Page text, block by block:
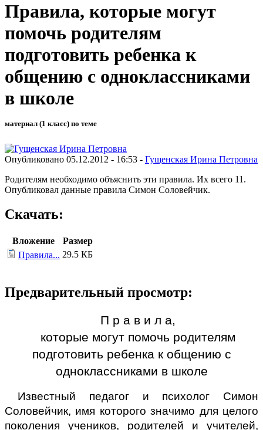
Правила, которые могут
помочь родителям
подготовить ребенка к
общению с одноклассниками
в школе
материал (1 класс) по теме
Опубликовано 05.12.2012 - 16:53 - Гущенская Ирина Петровна
Родителям необходимо объяснить эти правила. Их всего 11.
Опубликовал данные правила Симон Соловейчик.
Скачать:
Вложение
Размер
Правила... 29.5 КБ
Предварительный просмотр:
П р а в и л а,
которые могут помочь родителям
подготовить ребенка к общению с
одноклассниками в школе
Известный педагог и психолог Симон
Соловейчик, имя которого значимо для целого
поколения учеников, родителей и учителей,